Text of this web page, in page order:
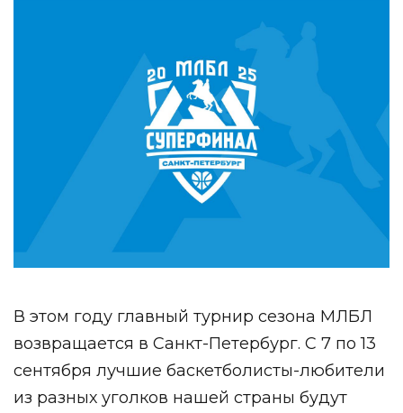
В этом году главный турнир сезона МЛБЛ
возвращается в Санкт-Петербург. С 7 по 13
сентября лучшие баскетболисты-любители
из разных уголков нашей страны будут